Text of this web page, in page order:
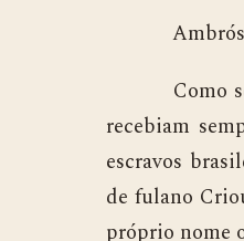
Ambrósio
Como se lê
recebiam
escravos
de fulano
próprio nome